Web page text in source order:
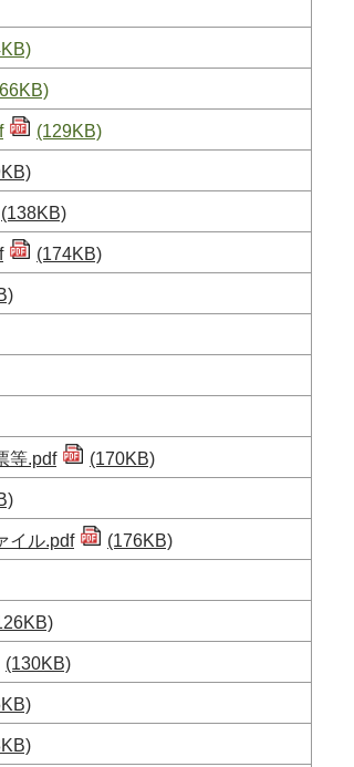
(129KB)
(138KB)
(174KB)
等.pdf (170KB)
イル.pdf (176KB)
(130KB)